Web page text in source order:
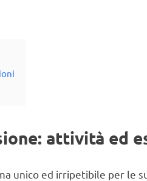
attività ed
unico ed irripetibile per le